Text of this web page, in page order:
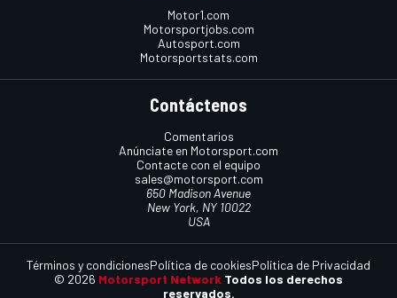
Motor1.com
Motorsportjobs.com
Autosport.com
Motorsportstats.com
Contáctenos
Comentarios
Anúnciate en Motorsport.com
Contacte con el equipo
sales@motorsport.com
650 Madison Avenue
New York, NY 10022
USA
© 2026 Motorsport Network Todos los derechos
reservados.
Términos y condicionesPolítica de cookiesPolítica de Privacidad